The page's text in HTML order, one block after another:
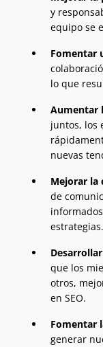
y
equipo se
Fomentar
lo que
Aumentar
juntos, los
nuevas
Mejorar la
de
estrategias.
que los
otros,
en SEO.
Fomentar
generar